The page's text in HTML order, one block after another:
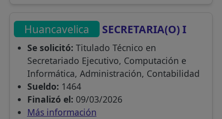
Huancavelica SECRETARIA(O) I
Se solicitó: Titulado Técnico en
Secretariado Ejecutivo, Computación e
Informática, Administración, Contabilidad
Sueldo: 1464
Finalizó el: 09/03/2026
Más información